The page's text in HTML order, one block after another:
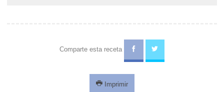
Comparte esta receta
Imprimir